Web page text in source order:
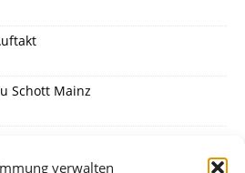
verwalten
Schott Mainz